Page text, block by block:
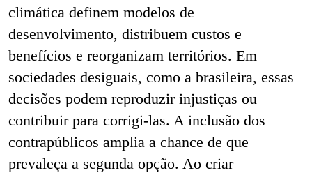
climática definem modelos de
desenvolvimento, distribuem custos e
benefícios e reorganizam territórios. Em
sociedades desiguais, como a brasileira, essas
decisões podem reproduzir injustiças ou
contribuir para corrigi-las. A inclusão dos
contrapúblicos amplia a chance de que
prevaleça a segunda opção. Ao criar